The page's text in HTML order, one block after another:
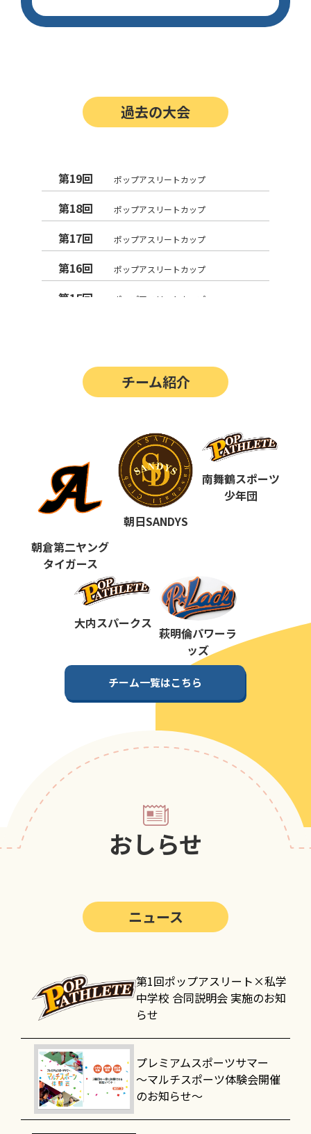
過去の大会
第19回 ポップアスリートカップ
第18回 ポップアスリートカップ
第17回 ポップアスリートカップ
第16回 ポップアスリートカップ
第15回 ポップアスリートカップ
第12回 決勝戦の動画はこちらから
ポップアスリートカップ
第10回 ポップアスリートカップ
第9回 ポップアスリートカップ
第7回
第6回 ポップアスリートカップ
第5回 ポップアスリートカップ
ポップアスリートカップ
ポップアスリートカップ
ポップアスリートカップ
チーム紹介
朝倉第二ヤング
タイガース
朝日SANDYS
南舞鶴スポーツ
少年団
大内スパークス
萩明倫パワーラ
ッズ
チーム一覧はこちら
おしらせ
ニュース
第1回ポップアスリート×私学
中学校 合同説明会 実施のお知
らせ
プレミアムスポーツサマー
～マルチスポーツ体験会開催
のお知らせ～